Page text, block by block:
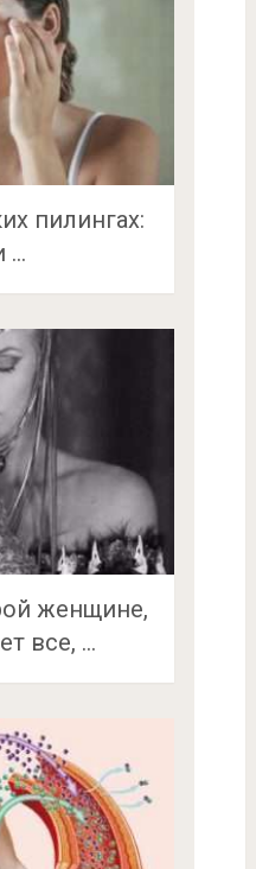
пилингах:
…
женщине,
все, …